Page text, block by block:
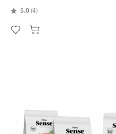
5.0 (4)